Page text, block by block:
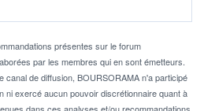
soit éligible au PEA.
présentes sur le forum
par les membres qui en sont émetteurs.
canal de diffusion, BOURSORAMA n'a participé
ni exercé aucun pouvoir discrétionnaire quant à